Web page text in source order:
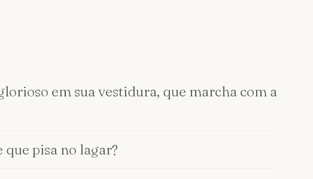
em sua vestidura, que marcha com a
que pisa no lagar?